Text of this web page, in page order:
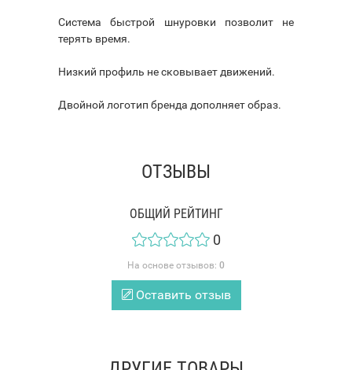
Система быстрой шнуровки позволит не
терять время.
Низкий профиль не сковывает движений.
Двойной логотип бренда дополняет образ.
ОТЗЫВЫ
ОБЩИЙ РЕЙТИНГ
0
На основе отзывов: 0
Оставить отзыв